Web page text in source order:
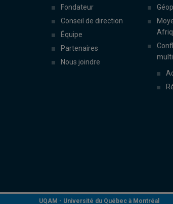
Fondateur
Conseil de direction
Équipe
Partenaires
Nous joindre
UQAM - Université du Québec à Montréal